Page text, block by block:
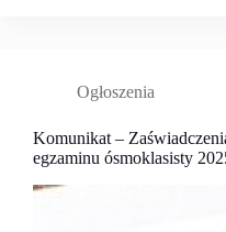
Ogłoszenia
Komunikat –
egzaminu ósmoklasisty